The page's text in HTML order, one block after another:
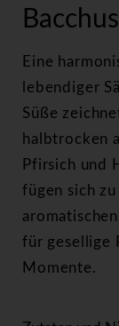
Bacchus
Eine
lebendiger
Süße
halbtrocken
Pfirsich und
fügen sich
für gesellige
Momente.